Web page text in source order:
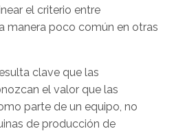
el criterio entre
manera poco común en otras
clave que las
el valor que las
parte de un equipo, no
de producción de